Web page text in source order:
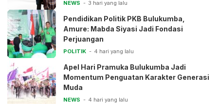
NEWS 3 hari yang lalu
Pendidikan Politik PKB Bulukumba,
Amure: Mabda Siyasi Jadi Fondasi
Perjuangan
POLITIK 4 hari yang lalu
Apel Hari Pramuka Bulukumba Jadi
Momentum Penguatan Karakter Generasi
Muda
NEWS 4 hari yang lalu